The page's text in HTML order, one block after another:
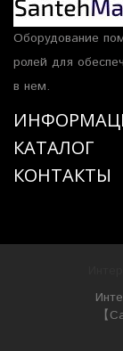
Оборудование
ролей для
в нем.
КАТАЛОГ
КОНТАКТЫ
【